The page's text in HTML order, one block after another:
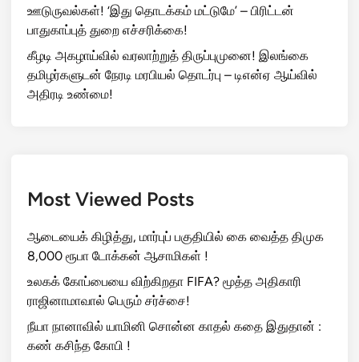
ஊடுருவல்கள்! ‘இது தொடக்கம் மட்டுமே’ – பிரிட்டன்
பாதுகாப்புத் துறை எச்சரிக்கை!
கீழடி அகழாய்வில் வரலாற்றுத் திருப்புமுனை! இலங்கை
தமிழர்களுடன் நேரடி மரபியல் தொடர்பு – டிஎன்ஏ ஆய்வில்
அதிரடி உண்மை!
Most Viewed Posts
ஆடையைக் கிழித்து, மார்புப் பகுதியில் கை வைத்த திமுக
8,000 ரூபா டோக்கன் ஆசாமிகள் !
உலகக் கோப்பையை விற்கிறதா FIFA? மூத்த அதிகாரி
ராஜினாமாவால் பெரும் சர்ச்சை!
நீயா நானாவில் யாமினி சொன்ன காதல் கதை இதுதான் :
கண் கசிந்த கோபி !